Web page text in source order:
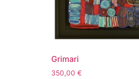
Grimari
350,00 €